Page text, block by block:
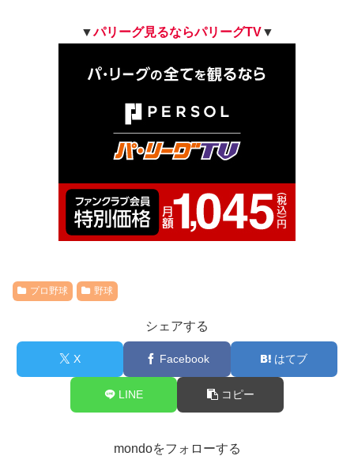
▼パリーグ見るならパリーグTV▼
プロ野球 野球
シェアする
X Facebook はてブ
LINE コピー
mondoをフォローする